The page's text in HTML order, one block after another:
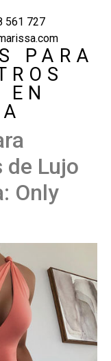
561 727
PARA
EN
de Lujo
Only